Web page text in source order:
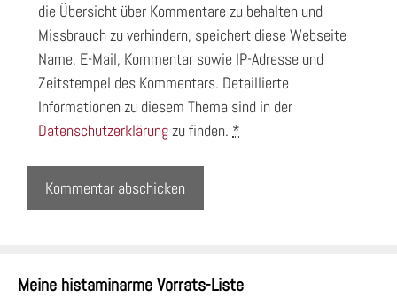
die Übersicht über Kommentare zu behalten und
Missbrauch zu verhindern, speichert diese Webseite
Name, E-Mail, Kommentar sowie IP-Adresse und
Zeitstempel des Kommentars. Detaillierte
Informationen zu diesem Thema sind in der
Datenschutzerklärungzu finden. *
Meine histaminarme Vorrats-Liste